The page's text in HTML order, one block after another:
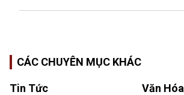
CÁC CHUYÊN MỤC KHÁC
Tin Tức Văn Hóa